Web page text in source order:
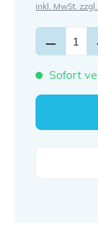
inkl. MwSt.
Sofort